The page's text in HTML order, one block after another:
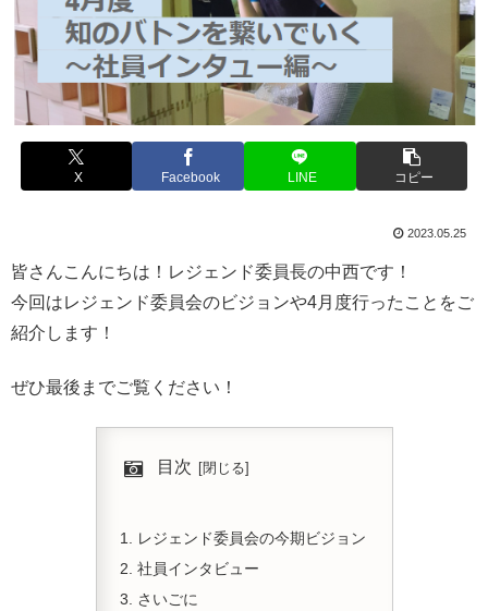
X Facebook LINE コピー
2023.05.25
皆さんこんにちは！レジェンド委員長の中西です！
今回はレジェンド委員会のビジョンや4月度行ったことをご
紹介します！
ぜひ最後までご覧ください！
目次
レジェンド委員会の今期ビジョン
社員インタビュー
さいごに